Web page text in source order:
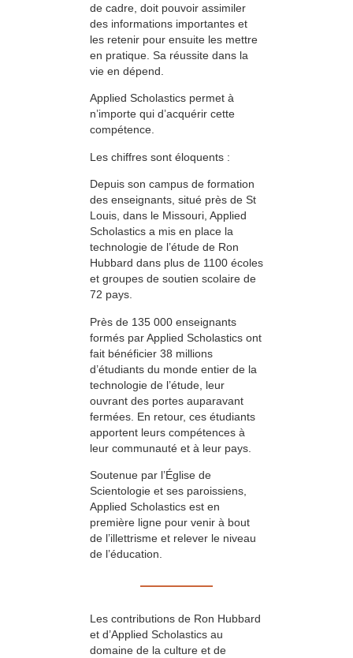
de cadre, doit pouvoir assimiler
des informations importantes et
les retenir pour ensuite les mettre
en pratique. Sa réussite dans la
vie en dépend.
Applied Scholastics permet à
n’importe qui d’acquérir cette
compétence.
Les chiffres sont éloquents :
Depuis son campus de formation
des enseignants, situé près de St
Louis, dans le Missouri, Applied
Scholastics a mis en place la
technologie de l’étude de Ron
Hubbard dans plus de 1100 écoles
et groupes de soutien scolaire de
72 pays.
Près de 135 000 enseignants
formés par Applied Scholastics ont
fait bénéficier 38 millions
d’étudiants du monde entier de la
technologie de l’étude, leur
ouvrant des portes auparavant
fermées. En retour, ces étudiants
apportent leurs compétences à
leur communauté et à leur pays.
Soutenue par l’Église de
Scientologie et ses paroissiens,
Applied Scholastics est en
première ligne pour venir à bout
de l’illettrisme et relever le niveau
de l’éducation.
Les contributions de Ron Hubbard
et d’Applied Scholastics au
domaine de la culture et de